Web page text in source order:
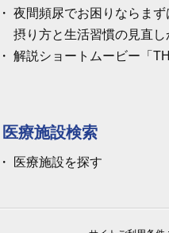
夜間頻尿でお困りならまず
摂り方と生活習慣の見直し
解説ショートムービー「
医療施設検索
医療施設を探す